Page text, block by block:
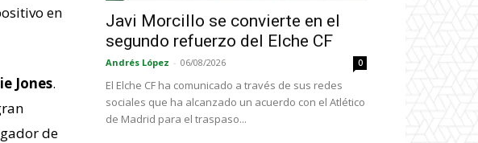
en
Jones.
de
Javi Morcillo se convierte en el
segundo refuerzo del Elche CF
Andrés López - 06/08/2026 0
El Elche CF ha comunicado a través de sus redes
sociales que ha alcanzado un acuerdo con el Atlético
de Madrid para el traspaso...